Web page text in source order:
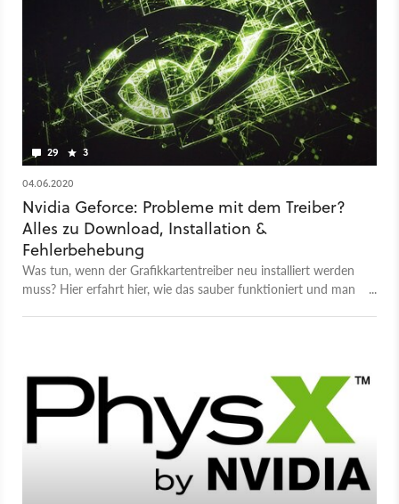
29 3
04.06.2020
Nvidia Geforce: Probleme mit dem Treiber?
Alles zu Download, Installation &
Fehlerbehebung
Was tun, wenn der Grafikkartentreiber neu installiert werden
muss? Hier erfahrt hier, wie das sauber funktioniert und man